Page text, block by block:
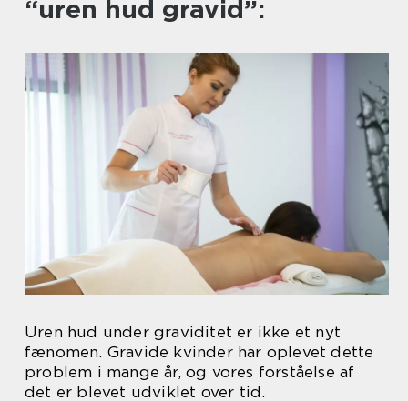
“uren hud gravid”:
Uren hud under graviditet er ikke et nyt
fænomen. Gravide kvinder har oplevet dette
problem i mange år, og vores forståelse af
det er blevet udviklet over tid.